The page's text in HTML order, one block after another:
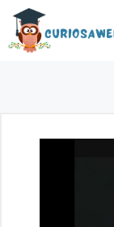
Saltar
contenido